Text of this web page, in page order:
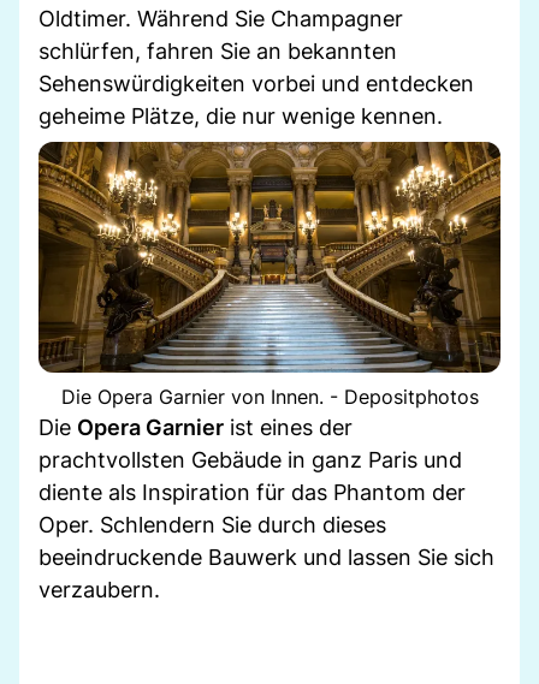
Oldtimer. Während Sie Champagner
schlürfen, fahren Sie an bekannten
Sehenswürdigkeiten vorbei und entdecken
geheime Plätze, die nur wenige kennen.
Die Opera Garnier von Innen. - Depositphotos
Die Opera Garnier ist eines der
prachtvollsten Gebäude in ganz Paris und
diente als Inspiration für das Phantom der
Oper. Schlendern Sie durch dieses
beeindruckende Bauwerk und lassen Sie sich
verzaubern.